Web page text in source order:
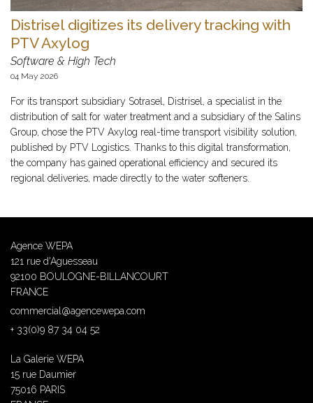
Distrisel digitizes its delivery tracking with
PTV Axylog
Software & High Tech
04 May 2026
For its transport subsidiary Sotrasel, Distrisel, a specialist in the
distribution of salt for water treatment and a subsidiary of the Salins
Group, chose the PTV Axylog real-time transport visibility solution,
published by PTV Logistics. Thanks to this digital transformation,
the company has gained operational efficiency and secured its
regional deliveries, made directly to the water softeners.
Agence WEPA
121 rue d'Aguesseau
92100 BOULOGNE-BILLANCOURT
FRANCE
commercial@agencewepa.com
+ 33(0)9 87 34 04 52
La Galerie WEPA
15 rue Daumier
75016 PARIS